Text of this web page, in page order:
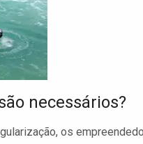
necessários?
os